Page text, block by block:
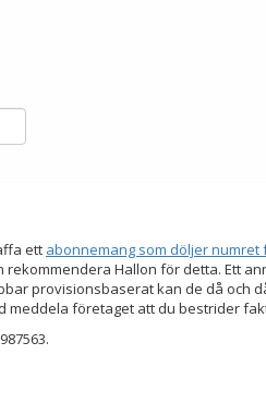
ett abonnemang som döljer
Hallon för detta. Ett
provisionsbaserat kan de då
meddela företaget att du bestrider